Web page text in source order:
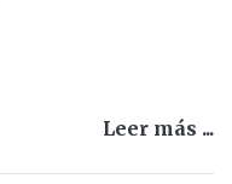
Leer más ...